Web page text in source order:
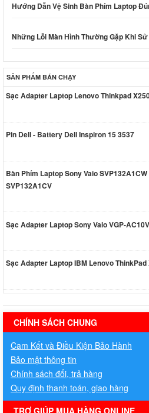
Hướng Dẫn Vệ Sinh Bàn Phím Laptop
Những Lỗi Màn Hình Thường Gặp Khi
SẢN PHẨM BÁN CHẠY
Sạc Adapter Laptop Lenovo Thinkpad
Pin Dell - Battery Dell Inspiron 15 3537
Bàn Phím Laptop Sony Vaio
SVP132A1CV
Sạc Adapter Laptop Sony Vaio VGP-
Sạc Adapter Laptop IBM Lenovo
hermes handbags outlet online
CHÍNH SÁCH CHUNG
Cam Kết và Điều Kiện Bảo Hành
Bảo mật thông tin
Chính sách đổi, trả hàng
Quy định thanh toán, giao hàng
TRỢ GIÚP MUA HÀNG ONLINE